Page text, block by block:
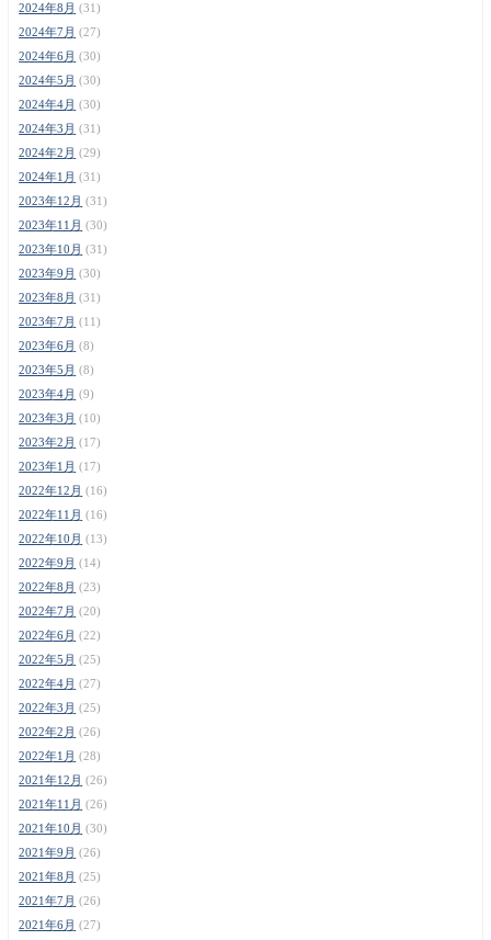
2024年8月 (31)
2024年7月 (27)
2024年6月 (30)
2024年5月 (30)
2024年4月 (30)
2024年3月 (31)
2024年2月 (29)
2024年1月 (31)
2023年12月 (31)
2023年11月 (30)
2023年10月 (31)
2023年9月 (30)
2023年8月 (31)
2023年7月 (11)
2023年6月 (8)
2023年5月 (8)
2023年4月 (9)
2023年3月 (10)
2023年2月 (17)
2023年1月 (17)
2022年12月 (16)
2022年11月 (16)
2022年10月 (13)
2022年9月 (14)
2022年8月 (23)
2022年7月 (20)
2022年6月 (22)
2022年5月 (25)
2022年4月 (27)
2022年3月 (25)
2022年2月 (26)
2022年1月 (28)
2021年12月 (26)
2021年11月 (26)
2021年10月 (30)
2021年9月 (26)
2021年8月 (25)
2021年7月 (26)
2021年6月 (27)